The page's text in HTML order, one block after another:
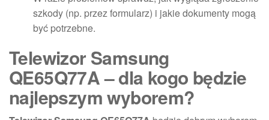
szkody (np. przez formularz) i jakie dokumenty mogą
być potrzebne.
Telewizor Samsung
QE65Q77A – dla kogo będzie
najlepszym wyborem?